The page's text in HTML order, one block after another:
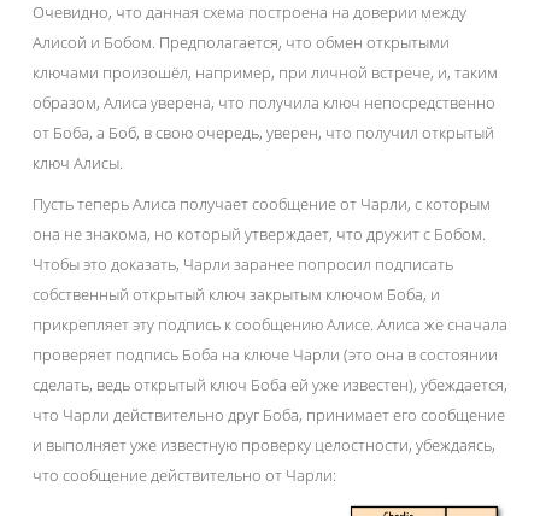
Очевидно, что данная схема построена на доверии между
Алисой и Бобом. Предполагается, что обмен открытыми
ключами произошёл, например, при личной встрече, и, таким
образом, Алиса уверена, что получила ключ непосредственно
от Боба, а Боб, в свою очередь, уверен, что получил открытый
ключ Алисы.
Пусть теперь Алиса получает сообщение от Чарли, с которым
она не знакома, но который утверждает, что дружит с Бобом.
Чтобы это доказать, Чарли заранее попросил подписать
собственный открытый ключ закрытым ключом Боба, и
прикрепляет эту подпись к сообщению Алисе. Алиса же сначала
проверяет подпись Боба на ключе Чарли (это она в состоянии
сделать, ведь открытый ключ Боба ей уже известен), убеждается,
что Чарли действительно друг Боба, принимает его сообщение
и выполняет уже известную проверку целостности, убеждаясь,
что сообщение действительно от Чарли: